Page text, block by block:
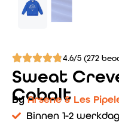
4.6/5 (272
Sweat
Cobalt
ByArsene & Les
Binnen 1-2